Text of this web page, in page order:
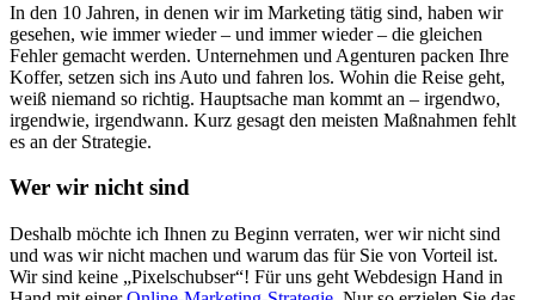
In den 10 Jahren, in denen wir im Marketing tätig sind, haben wir
gesehen, wie immer wieder – und immer wieder – die gleichen
Fehler gemacht werden. Unternehmen und Agenturen packen Ihre
Koffer, setzen sich ins Auto und fahren los. Wohin die Reise geht,
weiß niemand so richtig. Hauptsache man kommt an – irgendwo,
irgendwie, irgendwann. Kurz gesagt den meisten Maßnahmen fehlt
es an der Strategie.
Wer wir nicht sind
Deshalb möchte ich Ihnen zu Beginn verraten, wer wir nicht sind
und was wir nicht machen und warum das für Sie von Vorteil ist.
Wir sind keine „Pixelschubser“! Für uns geht Webdesign Hand in